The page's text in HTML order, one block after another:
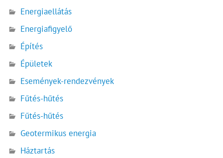
Energiaellátás
Energiafigyelő
Építés
Épületek
Események-rendezvények
Fűtés-hűtés
Fűtés-hűtés
Geotermikus energia
Háztartás